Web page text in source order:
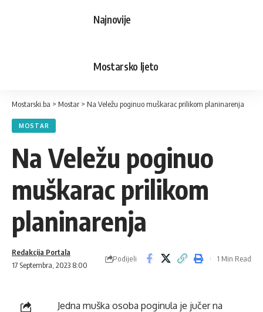
Najnovije
Mostarsko ljeto
Mostarski.ba > Mostar > Na Veležu poginuo muškarac prilikom planinarenja
MOSTAR
Na Veležu poginuo
muškarac prilikom
planinarenja
17 Septembra, 2023 8:00
Redakcija Portala
Podijeli 1 Min Read
Jedna muška osoba poginula je jučer na